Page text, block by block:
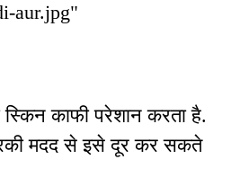
aur.jpg"
स्किन काफी परेशान करता है.
मदद से इसे दूर कर सकते